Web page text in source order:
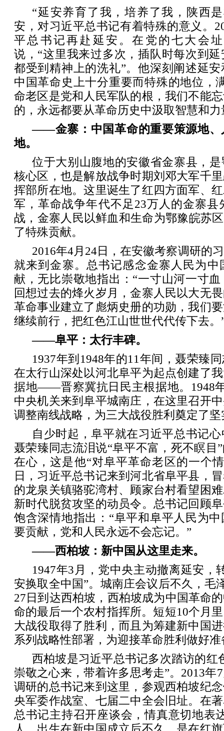
“延安养育了我，培养了我，陕西
安，对习近平总书记有着特殊的意义。
平总书记再赴延安。在党的七大会
说，“这里我来过多次，插队时每次到
都受到精神上的洗礼”。他深刻阐述延
中国革命史上十分重要而特殊的地位，
命老区是党和人民军队的根，我们不能
的，永远都要从革命历史中汲取智慧和力
——金寨：中国革命的重要策源地、
地。
位于大别山腹地的安徽省金寨县，
核心区，也是解放战争时期刘邓大军千
挥部所在地。这里诞生了红四方面军、
军，革命战争年代不足23万人的金寨县
战，金寨人民以鲜血和生命为鄂豫皖苏
了特殊贡献。
2016年4月24日，在安徽考察调研的
就来到金寨。总书记感念金寨人民为中
献，无比崇敬地指出：“一寸山河一寸
回想过去的烽火岁月，金寨人民以大无
革命事业建立了彪炳史册的功勋，我们
继续前行，把红色江山世世代代传下去。
——阜平：太行丰碑。
1937年到1948年的11年间，聂荣臻
在太行山深处以河北阜平为起点创建了
据地——晋察冀抗日民主根据地。1948
中央机关来到阜平城南庄，在这里召开
调整南线战略，为三大战役胜利奠定了
自少时起，阜平就在习近平总书记
聂荣臻同志流泪说“阜平不富，死不瞑目
在心，这是他“对阜平革命老区的一个
日，习近平总书记来到河北省阜平县，
的龙泉关镇骆驼湾村、顾家台村看望困
新时代脱贫攻坚的动员令。总书记回顾
饱含深情地指出：“阜平和阜平人民为
要贡献，党和人民永远不会忘记。”
——西柏坡：新中国从这里走来。
1947年3月，党中央主动撤离延安，
安换取全中国”。城南庄会议后不久，毛
27日到达西柏坡，西柏坡成为中国革命
命的最后一个农村指挥所。短短10个月
大战役取得了胜利，而且为筹建新中国
系列战略性部署，为迎接革命胜利做好准
西柏坡是习近平总书记多次踏访的红
崇敬之心来，带着许多思考走”。2013年
调研的总书记来到这里，参观西柏坡纪
央军委作战室、七届二中全会旧址。在
总书记主持召开座谈会，情真意切地表
人，出生在新中国成立后不久，是在红